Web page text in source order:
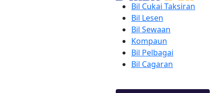
Bil Cukai Taksiran
Bil Lesen
Bil Sewaan
Kompaun
Bil Pelbagai
Bil Cagaran